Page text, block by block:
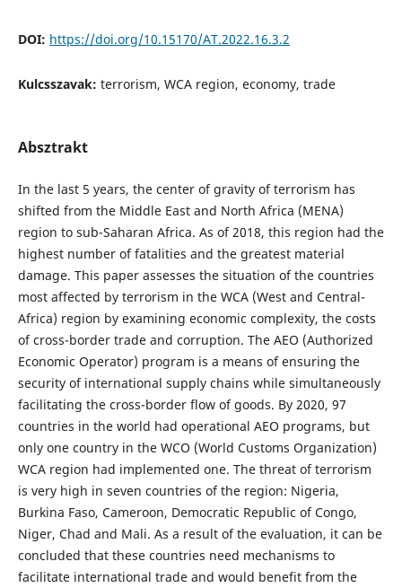
DOI: https://doi.org/10.15170/AT.2022.16.3.2
Kulcsszavak: terrorism, WCA region, economy, trade
Absztrakt
In the last 5 years, the center of gravity of terrorism has
shifted from the Middle East and North Africa (MENA)
region to sub-Saharan Africa. As of 2018, this region had the
highest number of fatalities and the greatest material
damage. This paper assesses the situation of the countries
most affected by terrorism in the WCA (West and Central-
Africa) region by examining economic complexity, the costs
of cross-border trade and corruption. The AEO (Authorized
Economic Operator) program is a means of ensuring the
security of international supply chains while simultaneously
facilitating the cross-border flow of goods. By 2020, 97
countries in the world had operational AEO programs, but
only one country in the WCO (World Customs Organization)
WCA region had implemented one. The threat of terrorism
is very high in seven countries of the region: Nigeria,
Burkina Faso, Cameroon, Democratic Republic of Congo,
Niger, Chad and Mali. As a result of the evaluation, it can be
concluded that these countries need mechanisms to
facilitate international trade and would benefit from the